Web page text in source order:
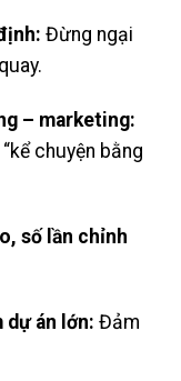
Đừng ngại
– marketing:
chuyện bằng
số lần chỉnh
dự án lớn: Đảm